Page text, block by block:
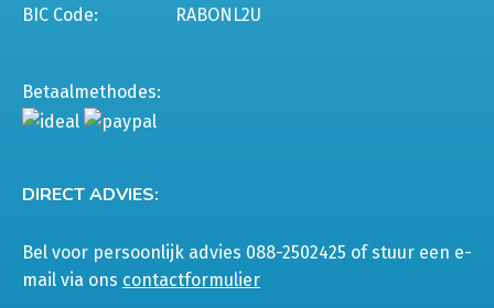
BIC Code:
RABONL2U
Betaalmethodes:
DIRECT ADVIES:
Bel voor persoonlijk advies 088-2502425 of stuur een e-
mail via ons contactformulier